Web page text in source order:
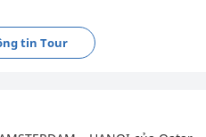
tin Tour